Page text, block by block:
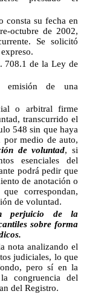
consta su fecha en
octubre de 2002,
Se solicitó
708.1 de la Ley de
de una
o arbitral firme
transcurrido el
548 sin que haya
medio de auto,
de voluntad, si
esenciales del
podrá pedir que
de anotación o
correspondan,
de voluntad.
perjuicio de la
sobre forma
nota analizando el
judiciales, lo que
pero sí en la
congruencia del
del Registro.